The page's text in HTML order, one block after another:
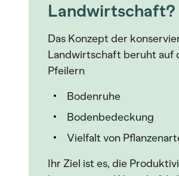
Landwirtschaft?
Das Konzept der
Landwirtschaft beruht auf
Pfeilern
Bodenruhe
Bodenbedeckung
Vielfalt von
Ihr Ziel ist es, die